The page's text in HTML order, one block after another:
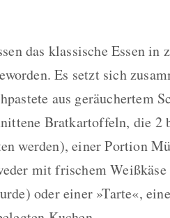
das klassische Essen in
Es setzt sich
aus geräuchertem
Bratkartoffeln, die 2
werden), einer Portion
mit frischem
oder einer »Tarte«,